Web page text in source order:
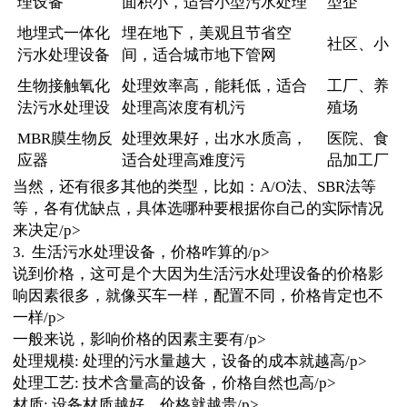
地埋式一体化
污水处理设备
埋在地下，美观且节省空
间，适合城市地下管网
社区、小
生物接触氧化
法污水处理设
处理效率高，能耗低，适合
处理高浓度有机污
工厂、养
殖场
MBR膜生物反
应器
处理效果好，出水水质高，
适合处理高难度污
医院、食
品加工厂
当然，还有很多其他的类型，比如：A/O法、SBR法等
等，各有优缺点，具体选哪种要根据你自己的实际情况
来决定/p>
3. 生活污水处理设备，价格咋算的/p>
说到价格，这可是个大因为生活污水处理设备的价格影
响因素很多，就像买车一样，配置不同，价格肯定也不
一样/p>
一般来说，影响价格的因素主要有/p>
处理规模: 处理的污水量越大，设备的成本就越高/p>
处理工艺: 技术含量高的设备，价格自然也高/p>